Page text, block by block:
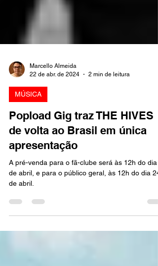
22 de abr. de 2024
MÚSICA
Popload Gig traz THE HIVES
de volta ao Brasil em única
apresentação
A pré-venda para o fã-clube será às 12h do dia
de abril.